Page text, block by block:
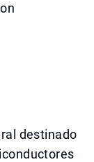
destinado